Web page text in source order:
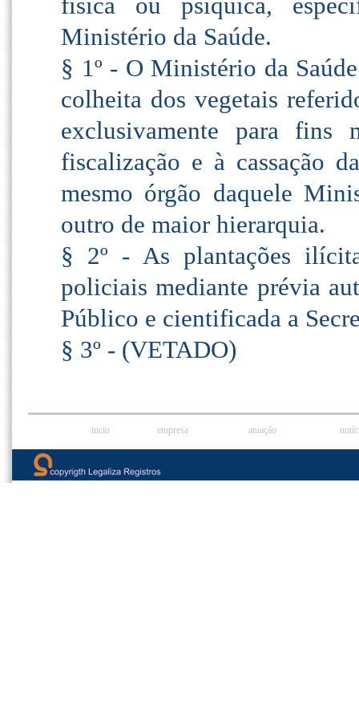
Ministério da Saúde.
§ 1º - O Ministério da
colheita dos vegetais
exclusivamente para fins
fiscalização e à cassação
mesmo órgão daquele
outro de maior hierarquia.
§ 2º - As plantações
policiais mediante prévia
Público e cientificada a
§ 3º - (VETADO)
incio empresa atuação